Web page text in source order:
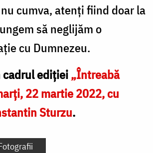
cumva, atenți fiind doar la
să neglijăm o
cu Dumnezeu.
cadrul ediției„Întreabă
22 martie 2022, cu
Sturzu.